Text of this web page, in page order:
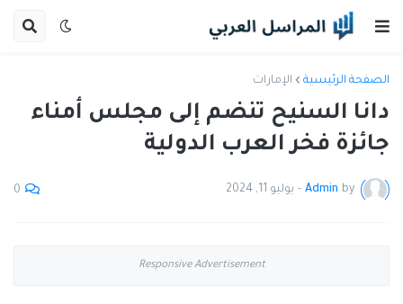
الصفحة الرئيسية الإمارات
دانا السنيح تنضم إلى مجلس أمناء
جائزة فخر العرب الدولية
by
Admin
- يوليو 11, 2024 0
Responsive Advertisement